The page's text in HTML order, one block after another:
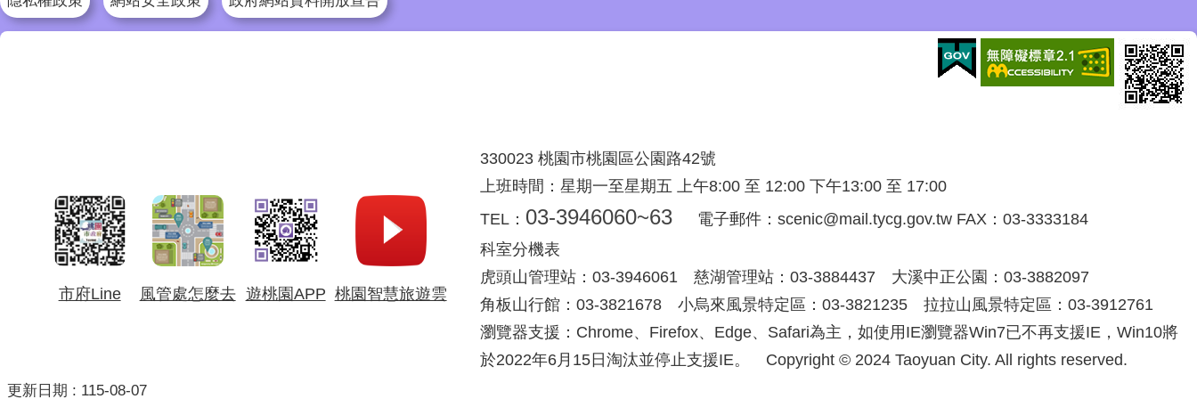
市府Line 風管處怎麼去 遊桃園APP 桃園智慧旅遊雲
330023 桃園市桃園區公園路42號
上班時間：星期一至星期五 上午8:00 至 12:00 下午13:00 至 17:00
TEL： 03-3946060~63
電子郵件：scenic@mail.tycg.gov.tw FAX：03-3333184
科室分機表
虎頭山管理站：03-3946061 慈湖管理站：03-3884437 大溪中正公園：03-3882097
角板山行館：03-3821678 小烏來風景特定區：03-3821235 拉拉山風景特定區：03-3912761
瀏覽器支援：Chrome、Firefox、Edge、Safari為主，如使用IE瀏覽器Win7已不再支援IE，Win10將
於2022年6月15日淘汰並停止支援IE。 Copyright © 2024 Taoyuan City. All rights reserved.
更新日期 115-08-07